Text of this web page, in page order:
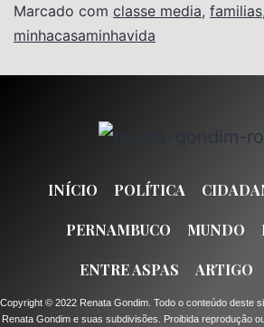
Marcado com classe media, familias,
minhacasaminhavida
INÍCIO POLÍTICA
PERNAMBUCO MUNDO
ENTRE ASPAS ARTIGO
Copyright © 2022 Renata Gondim. Todo o conteúdo deste
Renata Gondim e suas subdivisões. Proibida reprodução